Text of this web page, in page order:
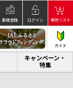
新規登録 ログイン 寄附リスト
ガイド
キャンペーン・
特集